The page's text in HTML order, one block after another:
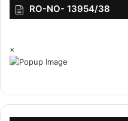
लिए हम कटिबद्ध हैं।
RO-NO- 13954/38
×